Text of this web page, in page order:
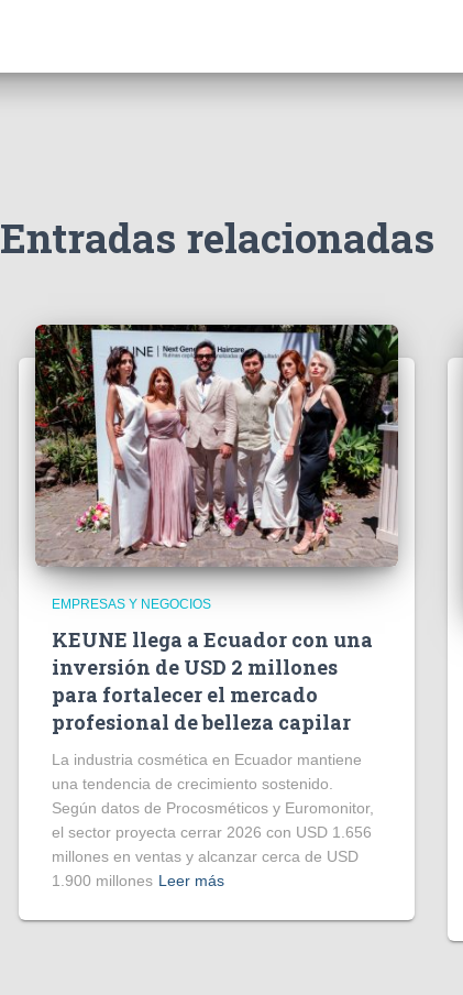
Entradas relacionadas
EMPRESAS Y NEGOCIOS
KEUNE llega a Ecuador con una
inversión de USD 2 millones
para fortalecer el mercado
profesional de belleza capilar
La industria cosmética en Ecuador mantiene
una tendencia de crecimiento sostenido.
Según datos de Procosméticos y Euromonitor,
el sector proyecta cerrar 2026 con USD 1.656
millones en ventas y alcanzar cerca de USD
1.900 millones Leer más